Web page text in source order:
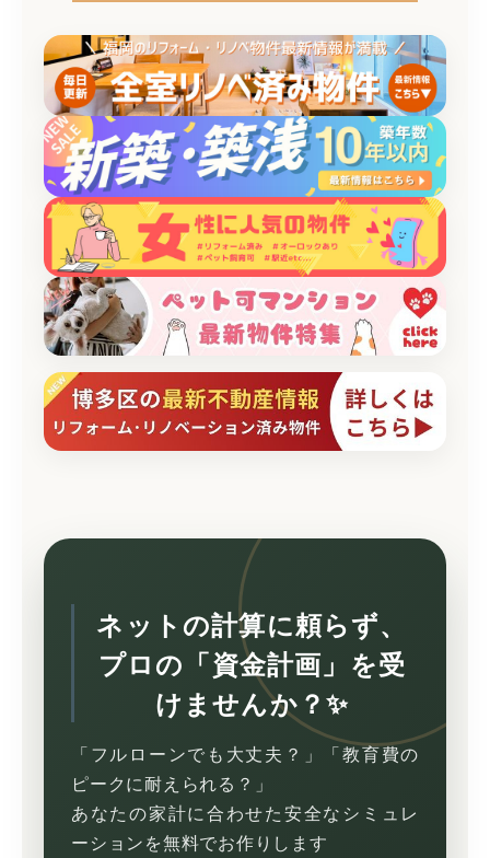
ネットの計算に頼らず、
プロの「資金計画」を受
けませんか？✨
「フルローンでも大丈夫？」「教育費の
ピークに耐えられる？」
あなたの家計に合わせた安全なシミュレ
ーションを無料でお作りします